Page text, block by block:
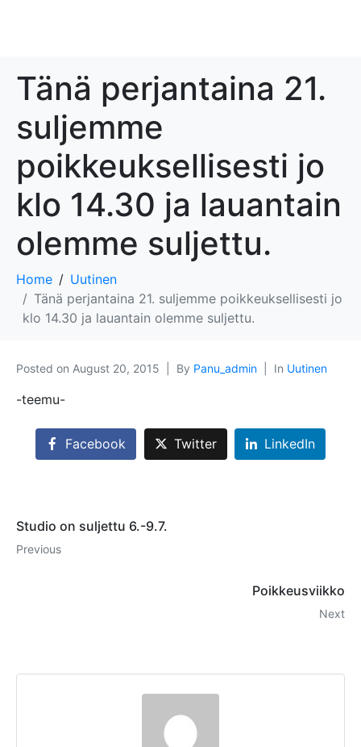
Tänä perjantaina 21.
suljemme
poikkeuksellisesti jo
klo 14.30 ja lauantain
olemme suljettu.
Home
Uutinen
Tänä perjantaina 21. suljemme poikkeuksellisesti jo
klo 14.30 ja lauantain olemme suljettu.
Posted on August 20, 2015 By Panu_admin In Uutinen
-teemu-
Facebook Twitter LinkedIn
Studio on suljettu 6.-9.7.
Previous
Poikkeusviikko
Next